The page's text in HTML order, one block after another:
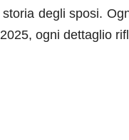
degli sposi.
ogni dettaglio